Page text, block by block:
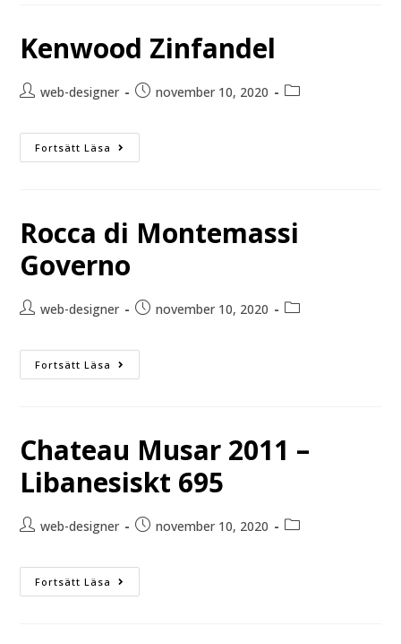
Kenwood Zinfandel
web-designer november 10, 2020
Fortsätt Läsa
Rocca di Montemassi
Governo
web-designer november 10, 2020
Fortsätt Läsa
Chateau Musar 2011 –
Libanesiskt 695
web-designer november 10, 2020
Fortsätt Läsa